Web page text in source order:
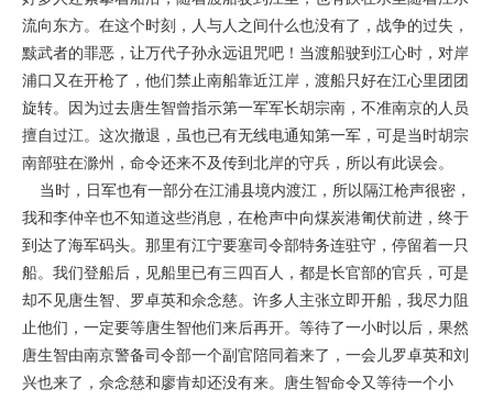
流向东方。在这个时刻，人与人之间什么也没有了，战争的过失，
黩武者的罪恶，让万代子孙永远诅咒吧！当渡船驶到江心时，对岸
浦口又在开枪了，他们禁止南船靠近江岸，渡船只好在江心里团团
旋转。因为过去唐生智曾指示第一军军长胡宗南，不准南京的人员
擅自过江。这次撤退，虽也已有无线电通知第一军，可是当时胡宗
南部驻在滁州，命令还来不及传到北岸的守兵，所以有此误会。
当时，日军也有一部分在江浦县境内渡江，所以隔江枪声很密，
我和李仲辛也不知道这些消息，在枪声中向煤炭港匍伏前进，终于
到达了海军码头。那里有江宁要塞司令部特务连驻守，停留着一只
船。我们登船后，见船里已有三四百人，都是长官部的官兵，可是
却不见唐生智、罗卓英和佘念慈。许多人主张立即开船，我尽力阻
止他们，一定要等唐生智他们来后再开。等待了一小时以后，果然
唐生智由南京警备司令部一个副官陪同着来了，一会儿罗卓英和刘
兴也来了，佘念慈和廖肯却还没有来。唐生智命令又等待一个小